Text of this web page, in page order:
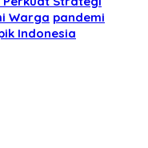
Warga pandemi
Indonesia